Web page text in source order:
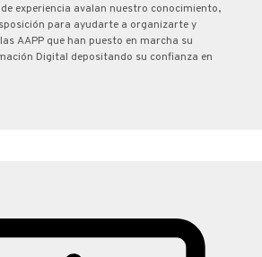
experiencia avalan nuestro conocimiento,
para ayudarte a organizarte y
AAPP que han puesto en marcha su
Digital depositando su confianza en